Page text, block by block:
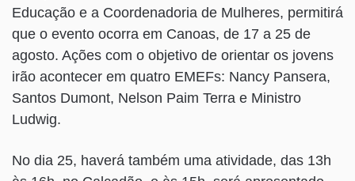
Educação e a Coordenadoria de Mulheres, permitirá
que o evento ocorra em Canoas, de 17 a 25 de
agosto. Ações com o objetivo de orientar os jovens
irão acontecer em quatro EMEFs: Nancy Pansera,
Santos Dumont, Nelson Paim Terra e Ministro
Ludwig.
No dia 25, haverá também uma atividade, das 13h